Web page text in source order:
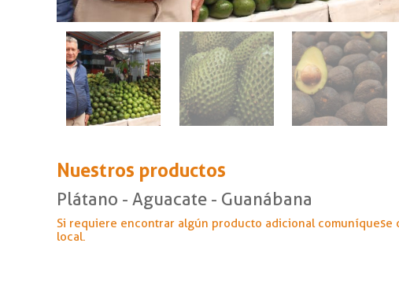
Nuestros productos
Plátano - Aguacate - Guanábana
Si requiere encontrar algún producto adicional comuníquese
local.